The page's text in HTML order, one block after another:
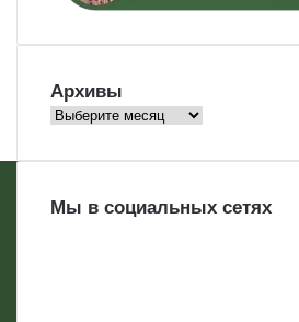
Архивы
Архивы
Мы в социальных сетях